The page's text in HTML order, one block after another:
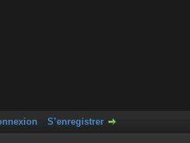
S’enregistrer